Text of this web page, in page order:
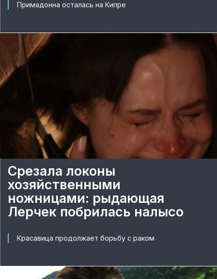
Примадонна осталась на Кипре
Срезала локоны
хозяйственными
ножницами: рыдающая
Лерчек побрилась налысо
Красавица продолжает борьбу с раком